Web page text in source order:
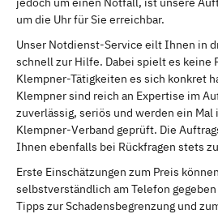
um die Uhr für Sie erreichbar.
Unser Notdienst-Service eilt Ihnen in
schnell zur Hilfe. Dabei spielt es keine
Klempner-Tätigkeiten es sich konkret
Klempner sind reich an Expertise im
zuverlässig, seriös und werden ein Mal
Klempner-Verband geprüft. Die
Ihnen ebenfalls bei Rückfragen stets
Erste Einschätzungen zum Preis
selbstverständlich am Telefon
Tipps zur Schadensbegrenzung und